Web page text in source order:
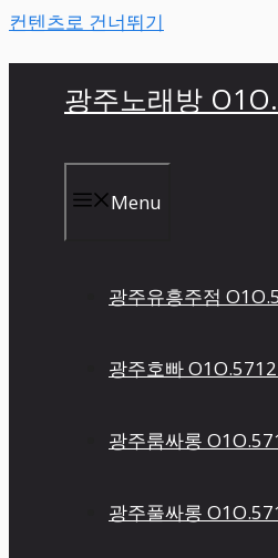
컨텐츠로 건너뛰기
광주노래방
Menu
광주유흥주점
광주호빠
광주룸싸롱
광주풀싸롱